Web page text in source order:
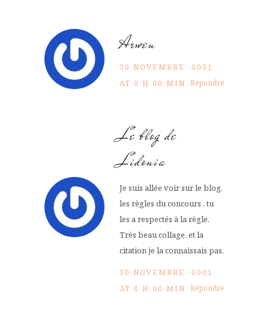
Arwen
30 NOVEMBRE -0001
AT 0 H 00 MIN Répondre
Le blog de
Lidonia
Je suis allée voir sur le blog,
les règles du concours , tu
les a respectés à la règle.
Très beau collage. et la
citation je la connaissais pas.
30 NOVEMBRE -0001
AT 0 H 00 MIN Répondre